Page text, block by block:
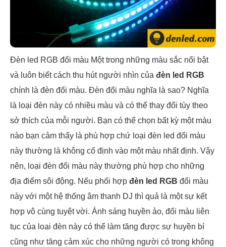
Đèn led RGB đổi màu Một trong những màu sắc nổi bật
và luôn biết cách thu hút người nhìn của đèn led RGB
chính là đèn đổi màu. Đèn đổi màu nghĩa là sao? Nghĩa
là loại đèn này có nhiều màu và có thể thay đổi tùy theo
sở thích của mỗi người. Bạn có thể chọn bất kỳ một màu
nào bạn cảm thấy là phù hợp chứ loại đèn led đổi màu
này thường là không cố định vào một màu nhất định. Vậy
nên, loại đèn đổi màu này thường phù hợp cho những
địa điểm sôi động. Nếu phối hợp đèn led RGB đổi màu
này với một hệ thống âm thanh DJ thì quả là một sự kết
hợp vô cùng tuyệt vời. Ánh sáng huyền ảo, đổi màu liên
tục của loại đèn này có thể làm tăng được sự huyền bí
cũng như tăng cảm xúc cho những người có trong không